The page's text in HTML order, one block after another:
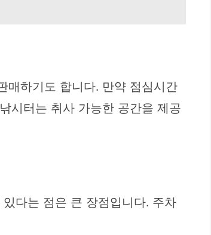
매하기도 합니다. 만약 점심시간
시터는 취사 가능한 공간을 제공
다는 점은 큰 장점입니다. 주차